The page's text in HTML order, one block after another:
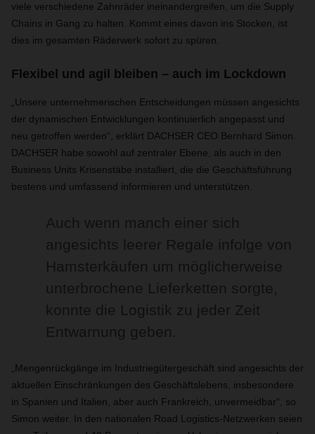
viele verschiedene Zahnräder ineinandergreifen, um die Supply
Chains in Gang zu halten. Kommt eines davon ins Stocken, ist
dies im gesamten Räderwerk sofort zu spüren.
Flexibel und agil bleiben – auch im Lockdown
„Unsere unternehmerischen Entscheidungen müssen angesichts
der dynamischen Entwicklungen kontinuierlich angepasst und
neu getroffen werden“, erklärt DACHSER CEO Bernhard Simon.
DACHSER habe sowohl auf zentraler Ebene, als auch in den
Business Units Krisenstäbe installiert, die die Geschäftsführung
bestens und umfassend informieren und unterstützen.
Auch wenn manch einer sich
angesichts leerer Regale infolge von
Hamsterkäufen um möglicherweise
unterbrochene Lieferketten sorgte,
konnte die Logistik zu jeder Zeit
Entwarnung geben.
„Mengenrückgänge im Industriegütergeschäft sind angesichts der
aktuellen Einschränkungen des Geschäftslebens, insbesondere
in Spanien und Italien, aber auch Frankreich, unvermeidbar“, so
Simon weiter. In den nationalen Road Logistics-Netzwerken seien